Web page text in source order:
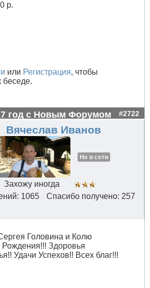
р.
или Регистрация, чтобы
беседе.
год с Новым Форумом #2722
Вячеслав Иванов
Не в сети
Захожу иногда
1065
Спасибо получено: 257
Головина и Колю
Рождения!!! Здоровья
Удачи Успехов!! Всех благ!!!